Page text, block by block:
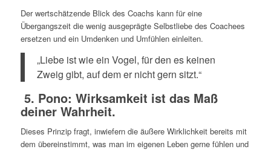
Der wertschätzende Blick des Coachs kann für eine
Übergangszeit die wenig ausgeprägte Selbstliebe des Coachees
ersetzen und ein Umdenken und Umfühlen einleiten.
„Liebe ist wie ein Vogel, für den es keinen
Zweig gibt, auf dem er nicht gern sitzt.“
5. Pono: Wirksamkeit ist das Maß
deiner Wahrheit.
Dieses Prinzip fragt, inwiefern die äußere Wirklichkeit bereits mit
dem übereinstimmt, was man im eigenen Leben gerne fühlen und